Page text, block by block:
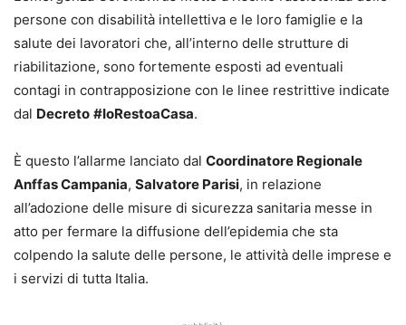
persone con disabilità intellettiva e le loro famiglie e la
salute dei lavoratori che, all’interno delle strutture di
riabilitazione, sono fortemente esposti ad eventuali
contagi in contrapposizione con le linee restrittive indicate
dal Decreto #IoRestoaCasa.
È questo l’allarme lanciato dal Coordinatore Regionale
Anffas Campania, Salvatore Parisi, in relazione
all’adozione delle misure di sicurezza sanitaria messe in
atto per fermare la diffusione dell’epidemia che sta
colpendo la salute delle persone, le attività delle imprese e
i servizi di tutta Italia.